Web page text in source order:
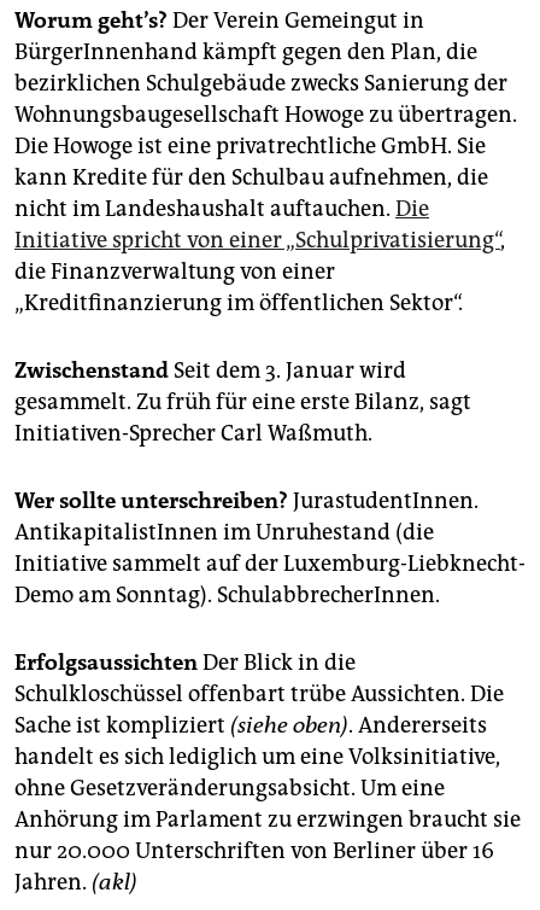
Abgeordnetenhaus den Gesetzentwurf entweder
annehmen, oder es kommt zumVolksentscheid.
Zu dieser Abstimmung sind alle BerlinerInnen an
einem bestimmten Termin aufgerufen. Der Entwurf
wird zum Gesetz, wenn mindestensein Viertel aller
Wahlberechtigten– rund 630.000 – dafür stimmen
und diese auch die Mehrheit der abgegebenen
Stimmen stellen.(taz)
Worum geht’s? Der Verein Gemeingut in
BürgerInnenhand kämpft gegen den Plan, die
bezirklichen Schulgebäude zwecks Sanierung der
Wohnungsbaugesellschaft Howoge zu übertragen.
Die Howoge ist eine privatrechtliche GmbH. Sie
kann Kredite für den Schulbau aufnehmen, die
nicht im Landeshaushalt auftauchen. Die
Initiative spricht von einer „Schulprivatisierung“,
die Finanzverwaltung von einer
„Kreditfinanzierung im öffentlichen Sektor“.
Zwischenstand Seit dem 3. Januar wird
gesammelt. Zu früh für eine erste Bilanz, sagt
Initiativen-Sprecher Carl Waßmuth.
Wer sollte unterschreiben? JurastudentInnen.
AntikapitalistInnen im Unruhestand (die
Initiative sammelt auf der Luxemburg-Liebknecht-
Demo am Sonntag). SchulabbrecherInnen.
ErfolgsaussichtenDer Blick in die
Schulkloschüssel offenbart trübe Aussichten. Die
Sache ist kompliziert (siehe oben). Andererseits
handelt es sich lediglich um eine Volksinitiative,
ohne Gesetzveränderungsabsicht. Um eine
Anhörung im Parlament zu erzwingen braucht sie
nur 20.000 Unterschriften von Berliner über 16
Jahren. (akl)